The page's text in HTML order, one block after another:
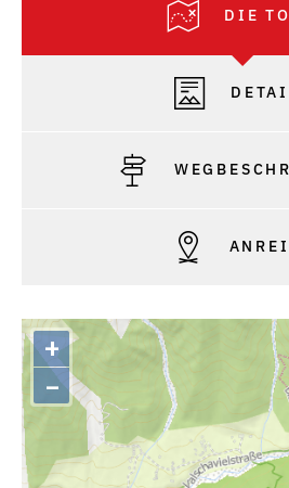
DIE
+
–